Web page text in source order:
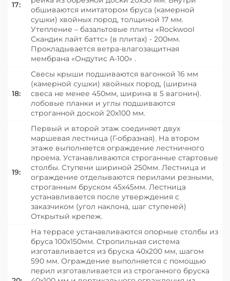
17:
обшиваются имитатором бруса (камерной
сушки) хвойных пород, толщиной 17 мм.
Утепление – базальтовые плиты «Roсkwool
Скандик лайт баттс» (в плитах) - 200мм.
Прокладывается ветра-влагозащитная
мембрана «Ондутис А-100» .
18:
Свесы крыши подшиваются вагонкой 16 мм
(камерной сушки) хвойных пород, (ширина
свеса не менее 450мм, ширина в 5 вагонин).
лобовые планки и углы подшиваются
строганной доской 20х100 мм.
19:
Первый и второй этаж соединяет двух
маршевая лестница (Г-образная). На втором
этаже выполняется ограждение лестничного
проема. Устанавливаются строганные стартовые
столбы. Ступени шириной 250мм. Лестница и
ограждение отделываются перилами резными,
строганным бруском 45х45мм. Лестница
устанавливается после утверждения с
заказчиком (угол наклона, шаг ступеней)
Открытый крепеж.
На террасе устанавливаются опорные столбы из
бруса 100х150мм. Стропильная система
изготавливается из бруска 40х200 мм, шагом
590 мм. Ограждение выполняется с помощью
перил изготавливается из строганного бруска